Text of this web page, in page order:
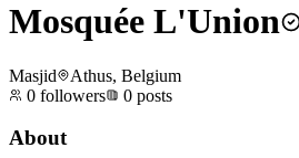
Mosquée L'Union
Masjid
Athus, Belgium
0 followers 0 posts
About